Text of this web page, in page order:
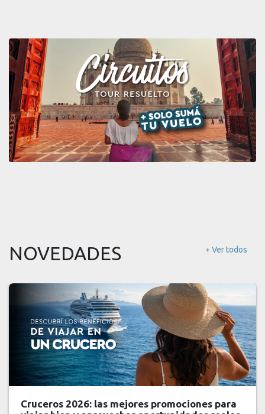
NOVEDADES + Ver todos
El último sello